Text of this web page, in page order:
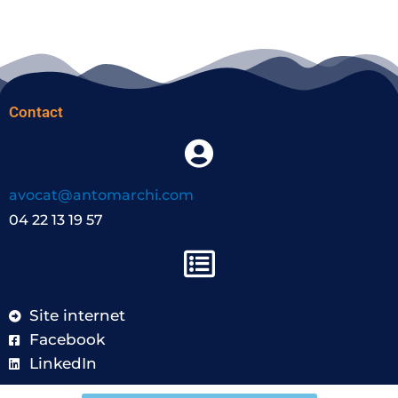
Contact
avocat@antomarchi.com
04 22 13 19 57
Site internet
Facebook
LinkedIn